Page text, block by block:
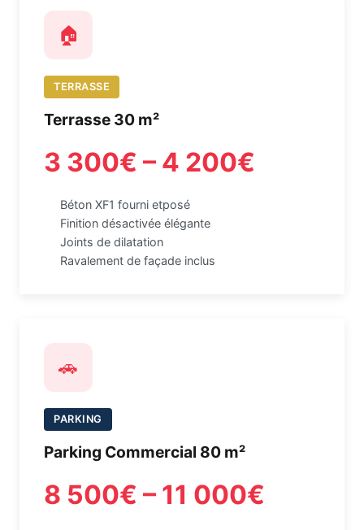
🏠
TERRASSE
Terrasse 30 m²
3 300€ – 4 200€
Béton XF1 fourni etposé
Finition désactivée élégante
Joints de dilatation
Ravalement de façade inclus
🚗
PARKING
Parking Commercial 80 m²
8 500€ – 11 000€